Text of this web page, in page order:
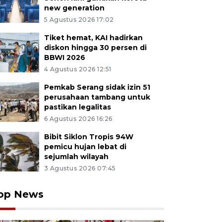
new generation
5 Agustus 2026 17:02
Tiket hemat, KAI hadirkan
diskon hingga 30 persen di
BBWI 2026
4 Agustus 2026 12:51
Pemkab Serang sidak izin 51
perusahaan tambang untuk
pastikan legalitas
6 Agustus 2026 16:26
Bibit Siklon Tropis 94W
pemicu hujan lebat di
sejumlah wilayah
3 Agustus 2026 07:45
News